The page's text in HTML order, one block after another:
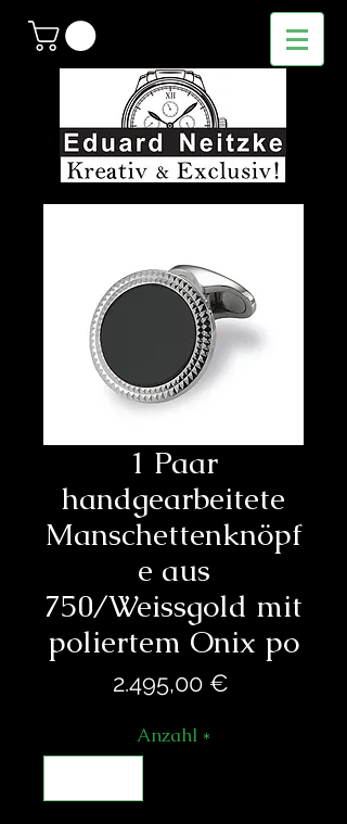
1 Paar
handgearbeitete
Manschettenknöpf
e aus
750/Weissgold mit
poliertem Onix po
2.495,00 €
Anzahl *